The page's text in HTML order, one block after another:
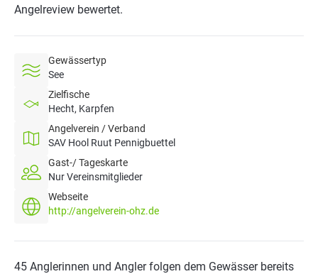
Angelreview bewertet.
Gewässertyp
See
Zielfische
Hecht, Karpfen
Angelverein / Verband
SAV Hool Ruut Pennigbuettel
Gast-/ Tageskarte
Nur Vereinsmitglieder
Webseite
http://angelverein-ohz.de
45 Anglerinnen und Angler folgen dem Gewässer bereits